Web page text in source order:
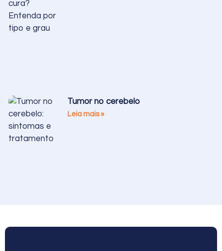
Tumor no cerebelo
Leia mais »